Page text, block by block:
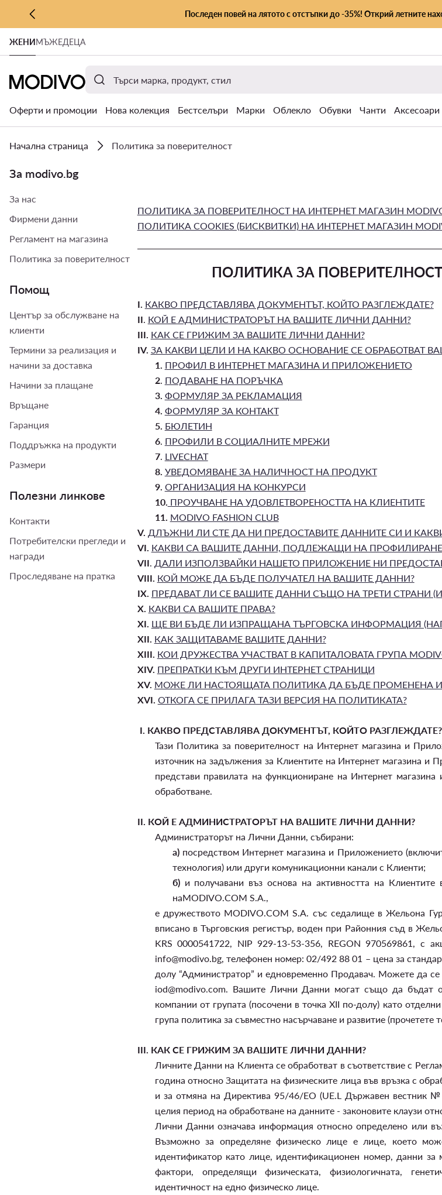
КЪМ ОСНОВНОТО СЪДЪРЖАНИЕ
КЪМ ТЪРСЕНЕ
Последен повей на лятото с отстъпки до -35%! Открий летните
ЖЕНИМЪЖЕДЕЦА
Оферти и промоции Нова колекция Бестселъри Марки Облекло Обувки Чанти Аксесоари
Начална страница Политика за поверителност
За modivo.bg
За нас
Фирмени данни
Регламент на магазина
Политика за поверителност
Помощ
Център за обслужване на
клиенти
Термини за реализация и
начини за доставка
Начини за плащане
Връщане
Гаранция
Поддръжка на продукти
Размери
Полезни линкове
Контакти
Потребителски прегледи и
награди
Проследяване на пратка
ПОЛИТИКА ЗА ПОВЕРИТЕЛНОСТ НА ИНТЕРНЕТ МАГАЗИН
ПОЛИТИКА COOKIES (БИСКВИТКИ) НА ИНТЕРНЕТ МАГАЗИН
ПОЛИТИКА ЗА ПОВЕРИТЕЛНОСТ
I. КАКВО ПРЕДСТАВЛЯВА ДОКУМЕНТЪТ, КОЙТО РАЗГЛЕЖДАТЕ?
II. КОЙ Е АДМИНИСТРАТОРЪТ НА ВАШИТЕ ЛИЧНИ ДАННИ?
III. КАК СЕ ГРИЖИМ ЗА ВАШИТЕ ЛИЧНИ ДАННИ?
IV. ЗА КАКВИ ЦЕЛИ И НА КАКВО ОСНОВАНИЕ СЕ ОБРАБОТВАТ
1. ПРОФИЛ В ИНТЕРНЕТ МАГАЗИНА И ПРИЛОЖЕНИЕТО
2. ПОДАВАНЕ НА ПОРЪЧКА
3. ФОРМУЛЯР ЗА РЕКЛАМАЦИЯ
4. ФОРМУЛЯР ЗА КОНТАКТ
5. БЮЛЕТИН
6. ПРОФИЛИ В СОЦИАЛНИТЕ МРЕЖИ
7. LIVECHAT
8. УВЕДОМЯВАНЕ ЗА НАЛИЧНОСТ НА ПРОДУКТ
9. ОРГАНИЗАЦИЯ НА КОНКУРСИ
10. ПРОУЧВАНЕ НА УДОВЛЕТВОРЕНОСТТА НА КЛИЕНТИТЕ
11. MODIVO FASHION CLUB
V. ДЛЪЖНИ ЛИ СТЕ ДА НИ ПРЕДОСТАВИТЕ ДАННИТЕ СИ И
VI. КАКВИ СА ВАШИТЕ ДАННИ, ПОДЛЕЖАЩИ НА ПРОФИЛИРАНЕ,
VII. ДАЛИ ИЗПОЛЗВАЙКИ НАШЕТО ПРИЛОЖЕНИЕ НИ
VIII. КОЙ МОЖЕ ДА БЪДЕ ПОЛУЧАТЕЛ НА ВАШИТЕ ДАННИ?
IX. ПРЕДАВАТ ЛИ СЕ ВАШИТЕ ДАННИ СЪЩО НА ТРЕТИ СТРАНИ
X. КАКВИ СА ВАШИТЕ ПРАВА?
XI. ЩЕ ВИ БЪДЕ ЛИ ИЗПРАЩАНА ТЪРГОВСКА ИНФОРМАЦИЯ
XII. КАК ЗАЩИТАВАМЕ ВАШИТЕ ДАННИ?
XIII. КОИ ДРУЖЕСТВА УЧАСТВАТ В КАПИТАЛОВАТА ГРУПА
XIV. ПРЕПРАТКИ КЪМ ДРУГИ ИНТЕРНЕТ СТРАНИЦИ
XV. МОЖЕ ЛИ НАСТОЯЩАТА ПОЛИТИКА ДА БЪДЕ ПРОМЕНЕНА И
XVI. ОТКОГА СЕ ПРИЛАГА ТАЗИ ВЕРСИЯ НА ПОЛИТИКАТА?
I. КАКВО ПРЕДСТАВЛЯВА ДОКУМЕНТЪТ, КОЙТО РАЗГЛЕЖДАТЕ?
Тази Политика за поверителност на Интернет магазина и
източник на задължения за Клиентите на Интернет магазина и
представи правилата на функциониране на Интернет
обработване.
II. КОЙ Е АДМИНИСТРАТОРЪТ НА ВАШИТЕ ЛИЧНИ ДАННИ?
Администраторът на Лични Данни, събирани:
а)посредством Интернет магазина и Приложението
технология) или други комуникационни канали с Клиенти;
б)и получавани въз основа на активността на
наMODIVO.COM S.A.,
е дружеството MODIVO.COM S.A. със седалище в Жельона
вписано в Търговския регистър, воден при Районния съд в
KRS 0000541722, NIP 929-13-53-356, REGON 970569861, с
info@modivo.bg, телефонен номер: 02/492 88 01 – цена за
долу “Администратор” и едновременно Продавач. Можете да
iod@modivo.com. Вашите Лични Данни могат също да бъдат
компании от групата (посочени в точка XII по-долу) като
група политика за съвместно насърчаване и развитие (прочетете
III. КАК СЕ ГРИЖИМ ЗА ВАШИТЕ ЛИЧНИ ДАННИ?
Личните Данни на Клиента се обработват в съответствие с
година относно Защитата на физическите лица във връзка с
и за отмяна на Директива 95/46/EО (UE.L Държавен вестник
целия период на обработване на данните - законовите клаузи
Лични Данни означава информация относно определено или
Възможно за определяне физическо лице е лице, което
идентификатор като лице, идентификационен номер, данни
фактори, определящи физическата, физиологичната,
идентичност на едно физическо лице.